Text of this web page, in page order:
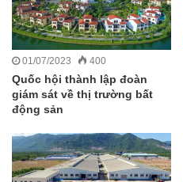
01/07/2023 400
Quốc hội thành lập đoàn
giám sát về thị trường bất
động sản